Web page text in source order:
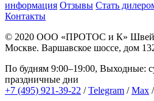
информация Отзывы Стать
Контакты
© 2020 ООО «ПРОТОС и К»
Москве. Варшавское шоссе, дом
По будням 9:00–19:00, Выходные:
праздничные дни
+7 (495) 921-39-22 /Telegram /Max /